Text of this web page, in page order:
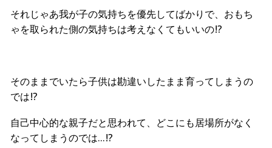
それじゃあ我が子の気持ちを優先してばかりで、おもち
ゃを取られた側の気持ちは考えなくてもいいの!?
そのままでいたら子供は勘違いしたまま育ってしまうの
では!?
自己中心的な親子だと思われて、どこにも居場所がなく
なってしまうのでは…!?